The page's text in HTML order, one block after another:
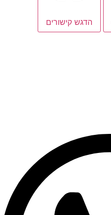
הדגש קישורים